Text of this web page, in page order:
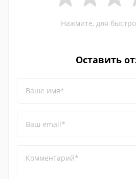
Нажмите, для
Оставить
Ваше имя*
Ваш email*
Комментарий*